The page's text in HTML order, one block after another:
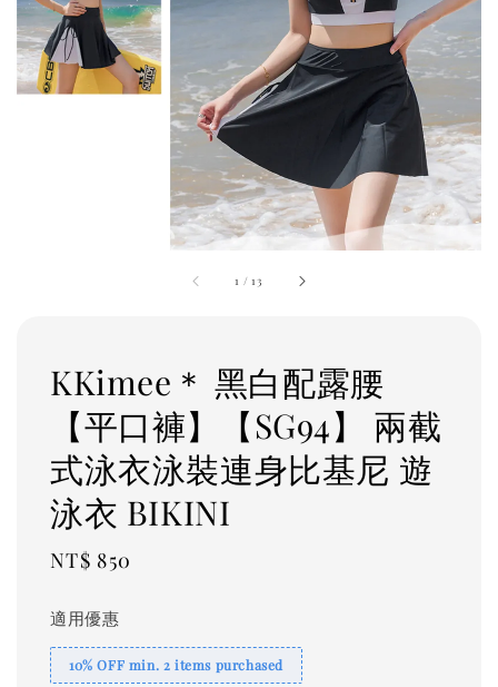
1 /13
KKimee＊ 黑白配露腰
【平口褲】【SG94】 兩截
式泳衣泳裝連身比基尼 遊
泳衣 BIKINI
Regular
NT$ 850
適用優惠
10% OFF min. 2 items purchased